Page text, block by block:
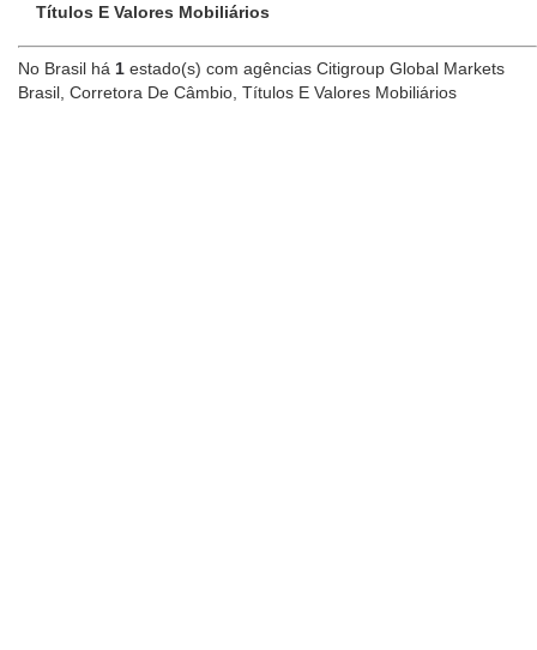
Títulos E Valores Mobiliários
No Brasil há 1 estado(s) com agências Citigroup Global Markets
Brasil, Corretora De Câmbio, Títulos E Valores Mobiliários